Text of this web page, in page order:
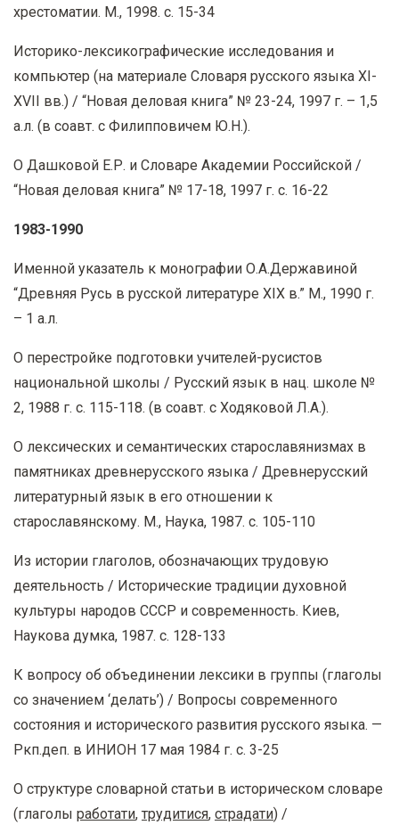
хрестоматии. М., 1998. с. 15-34
Историко-лексикографические исследования и
компьютер (на материале Словаря русского языка XI-
XVII вв.) / “Новая деловая книга” № 23-24, 1997 г. – 1,5
а.л. (в соавт. с Филипповичем Ю.Н.).
О Дашковой Е.Р. и Словаре Академии Российской /
“Новая деловая книга” № 17-18, 1997 г. с. 16-22
1983-1990
Именной указатель к монографии О.А.Державиной
“Древняя Русь в русской литературе XIX в.” М., 1990 г.
– 1 а.л.
О перестройке подготовки учителей-русистов
национальной школы / Русский язык в нац. школе №
2, 1988 г. с. 115-118. (в соавт. с Ходяковой Л.А.).
О лексических и семантических старославянизмах в
памятниках древнерусского языка / Древнерусский
литературный язык в его отношении к
старославянскому. М., Наука, 1987. с. 105-110
Из истории глаголов, обозначающих трудовую
деятельность / Исторические традиции духовной
культуры народов СССР и современность. Киев,
Наукова думка, 1987. с. 128-133
К вопросу об объединении лексики в группы (глаголы
со значением ‘делать’) / Вопросы современного
состояния и исторического развития русского языка. —
Ркп.деп. в ИНИОН 17 мая 1984 г. с. 3-25
О структуре словарной статьи в историческом словаре
(глаголы работати, трудитися, страдати) /